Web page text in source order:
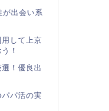
が出会い系
して上京
！
！優良出
パ活の実